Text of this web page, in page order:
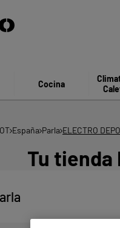
Cocina
España Parla ELECTRO
Tu tienda